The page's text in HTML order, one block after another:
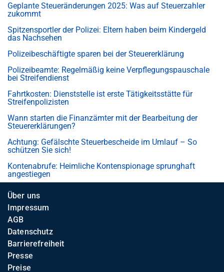
Geplante Steueränderungen 2025: Was auf Steuerzahler
zukommt
Spitzensportler der Polizei: Eltern haben beim Kindergeld
das Nachsehen
Polizeibeschäftigte sparen bei der Steuererklärung
Polizeibeamte: Regelmäßig keine Verpflegungspauschale
bei Streifendienst
Fahrtkosten: Dienststelle ist erste Tätigkeitsstätte für
Streifenpolizisten
Wann starten die Finanzämter mit der Bearbeitung der
Steuererklärungen?
Achtung: Gefälschte Steuerbescheide im Umlauf – So
schützen Sie sich!
Kontenabrufe: Heimliche Kontenspionage sprunghaft
angestiegen
Über uns
Impressum
AGB
Datenschutz
Barrierefreiheit
Presse
Preise